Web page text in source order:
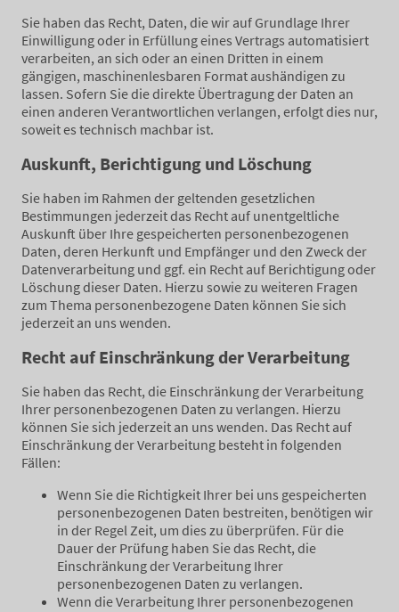
Sie haben das Recht, Daten, die wir auf Grundlage Ihrer
Einwilligung oder in Erfüllung eines Vertrags automatisiert
verarbeiten, an sich oder an einen Dritten in einem
gängigen, maschinenlesbaren Format aushändigen zu
lassen. Sofern Sie die direkte Übertragung der Daten an
einen anderen Verantwortlichen verlangen, erfolgt dies nur,
soweit es technisch machbar ist.
Auskunft, Berichtigung und Löschung
Sie haben im Rahmen der geltenden gesetzlichen
Bestimmungen jederzeit das Recht auf unentgeltliche
Auskunft über Ihre gespeicherten personenbezogenen
Daten, deren Herkunft und Empfänger und den Zweck der
Datenverarbeitung und ggf. ein Recht auf Berichtigung oder
Löschung dieser Daten. Hierzu sowie zu weiteren Fragen
zum Thema personenbezogene Daten können Sie sich
jederzeit an uns wenden.
Recht auf Einschränkung der Verarbeitung
Sie haben das Recht, die Einschränkung der Verarbeitung
Ihrer personenbezogenen Daten zu verlangen. Hierzu
können Sie sich jederzeit an uns wenden. Das Recht auf
Einschränkung der Verarbeitung besteht in folgenden
Fällen:
Wenn Sie die Richtigkeit Ihrer bei uns gespeicherten
personenbezogenen Daten bestreiten, benötigen wir
in der Regel Zeit, um dies zu überprüfen. Für die
Dauer der Prüfung haben Sie das Recht, die
Einschränkung der Verarbeitung Ihrer
personenbezogenen Daten zu verlangen.
Wenn die Verarbeitung Ihrer personenbezogenen